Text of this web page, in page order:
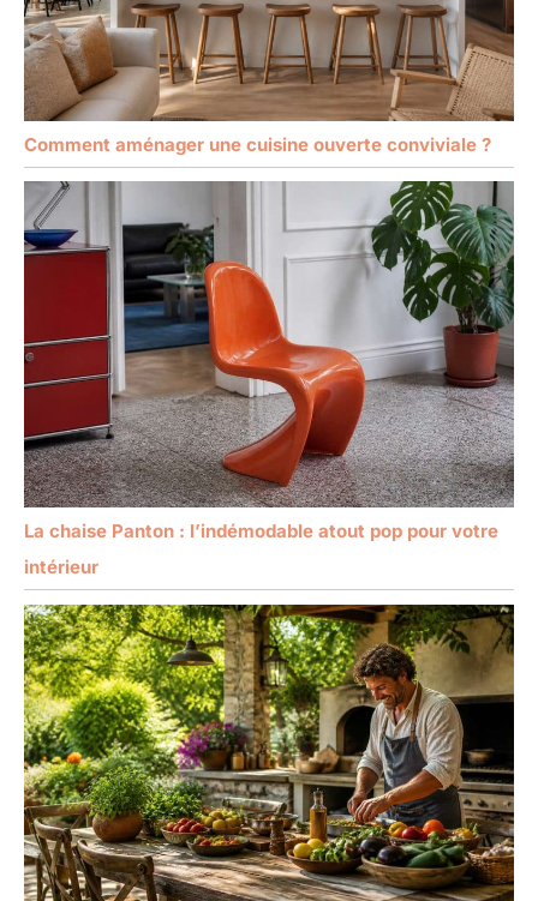
Comment aménager une cuisine ouverte conviviale ?
La chaise Panton : l’indémodable atout pop pour votre
intérieur